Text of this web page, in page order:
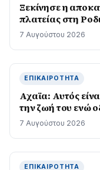
Ξεκίνησε η
πλατείας στη
7 Αυγούστου 2026
ΕΠΙΚΑΙΡΌΤΗΤΑ
Αχαϊα: Αυτός
την ζωή του ενώ
7 Αυγούστου 2026
ΕΠΙΚΑΙΡΌΤΗΤΑ